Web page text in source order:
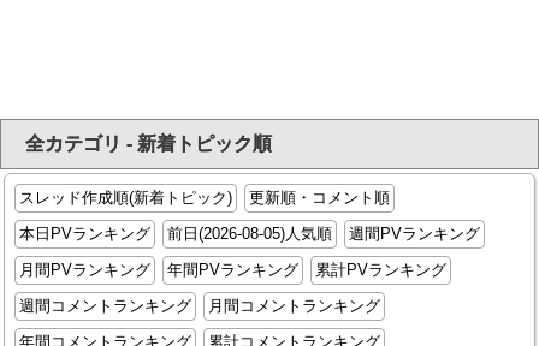
全カテゴリ - 新着トピック順
スレッド作成順(新着トピック)
更新順・コメント順
本日PVランキング
前日(2026-08-05)人気順
週間PVランキング
月間PVランキング
年間PVランキング
累計PVランキング
週間コメントランキング
月間コメントランキング
年間コメントランキング
累計コメントランキング